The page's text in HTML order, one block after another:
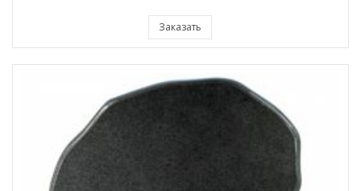
Заказать